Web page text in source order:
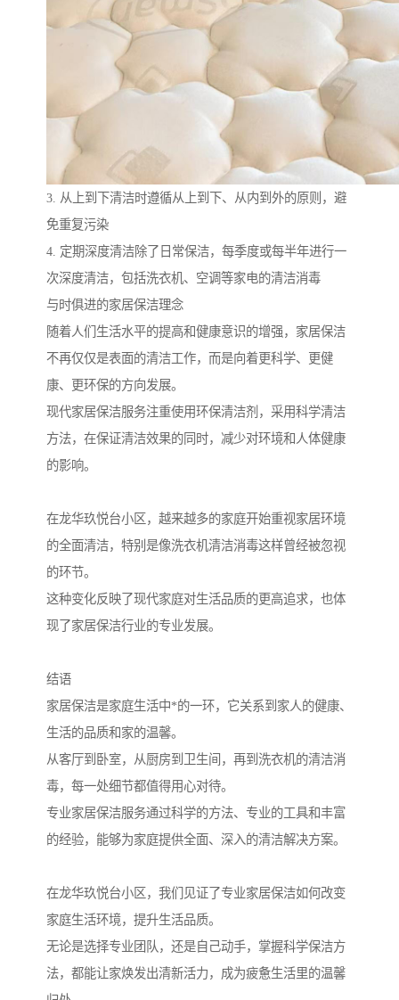
3. 从上到下清洁时遵循从上到下、从内到外的原则，避
免重复污染
4. 定期深度清洁除了日常保洁，每季度或每半年进行一
次深度清洁，包括洗衣机、空调等家电的清洁消毒
与时俱进的家居保洁理念
随着人们生活水平的提高和健康意识的增强，家居保洁
不再仅仅是表面的清洁工作，而是向着更科学、更健
康、更环保的方向发展。
现代家居保洁服务注重使用环保清洁剂，采用科学清洁
方法，在保证清洁效果的同时，减少对环境和人体健康
的影响。
在龙华玖悦台小区，越来越多的家庭开始重视家居环境
的全面清洁，特别是像洗衣机清洁消毒这样曾经被忽视
的环节。
这种变化反映了现代家庭对生活品质的更高追求，也体
现了家居保洁行业的专业发展。
结语
家居保洁是家庭生活中*的一环，它关系到家人的健康、
生活的品质和家的温馨。
从客厅到卧室，从厨房到卫生间，再到洗衣机的清洁消
毒，每一处细节都值得用心对待。
专业家居保洁服务通过科学的方法、专业的工具和丰富
的经验，能够为家庭提供全面、深入的清洁解决方案。
在龙华玖悦台小区，我们见证了专业家居保洁如何改变
家庭生活环境，提升生活品质。
无论是选择专业团队，还是自己动手，掌握科学保洁方
法，都能让家焕发出清新活力，成为疲惫生活里的温馨